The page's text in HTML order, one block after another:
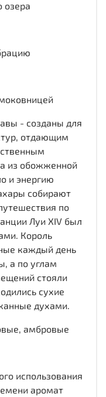
озера
- созданы для
отдающим
из обожженной
и энергию
собирают
по
Луи XIV был
Король
каждый день
а по углам
стояли
сухие
духами.
амбровые
использования
аромат